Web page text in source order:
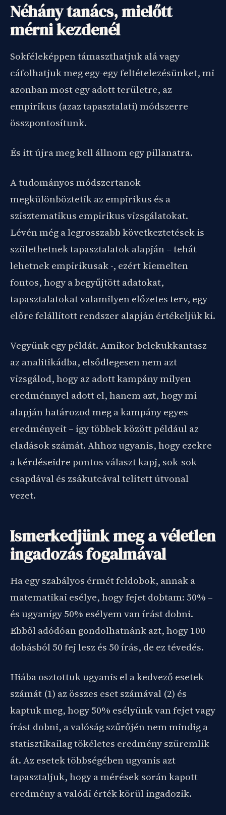
Néhány tanács, mielőtt
mérni kezdenél
Sokféleképpen támaszthatjuk alá vagy
cáfolhatjuk meg egy-egy feltételezésünket, mi
azonban most egy adott területre, az
empirikus (azaz tapasztalati) módszerre
összpontosítunk.
És itt újra meg kell állnom egy pillanatra.
A tudományos módszertanok
megkülönböztetik az empirikus és a
szisztematikus empirikus vizsgálatokat.
Lévén még a legrosszabb következtetések is
születhetnek tapasztalatok alapján – tehát
lehetnek empirikusak -, ezért kiemelten
fontos, hogy a begyűjtött adatokat,
tapasztalatokat valamilyen előzetes terv, egy
előre felállított rendszer alapján értékeljük ki.
Vegyünk egy példát. Amikor belekukkantasz
az analitikádba, elsődlegesen nem azt
vizsgálod, hogy az adott kampány milyen
eredménnyel adott el, hanem azt, hogy mi
alapján határozod meg a kampány egyes
eredményeit – így többek között például az
eladások számát. Ahhoz ugyanis, hogy ezekre
a kérdéseidre pontos választ kapj, sok-sok
csapdával és zsákutcával telített útvonal
vezet.
Ismerkedjünk meg a véletlen
ingadozás fogalmával
Ha egy szabályos érmét feldobok, annak a
matematikai esélye, hogy fejet dobtam: 50% –
és ugyanígy 50% esélyem van írást dobni.
Ebből adódóan gondolhatnánk azt, hogy 100
dobásból 50 fej lesz és 50 írás, de ez tévedés.
Hiába osztottuk ugyanis el a kedvező esetek
számát (1) az összes eset számával (2) és
kaptuk meg, hogy 50% esélyünk van fejet vagy
írást dobni, a valóság szűrőjén nem mindig a
statisztikailag tökéletes eredmény szüremlik
át. Az esetek többségében ugyanis azt
tapasztaljuk, hogy a mérések során kapott
eredmény a valódi érték körül ingadozik.